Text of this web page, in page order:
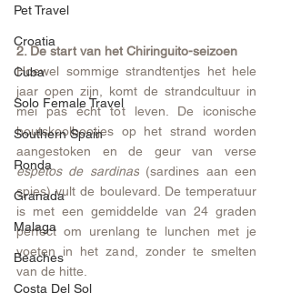
Pet Travel
Croatia
Cuba
Solo Female Travel
Southern Spain
Ronda
Granada
Malaga
Beaches
Costa Del Sol
2. De start van het Chiringuito-seizoen
Hoewel sommige strandtentjes het hele
jaar open zijn, komt de strandcultuur in
mei pas écht tot leven. De iconische
houtskoolbootjes op het strand worden
espetos de sardinas (sardines aan een
spies) vult de boulevard. De temperatuur
is met een gemiddelde van 24 graden
perfect om urenlang te lunchen met je
voeten in het zand, zonder te smelten
van de hitte.